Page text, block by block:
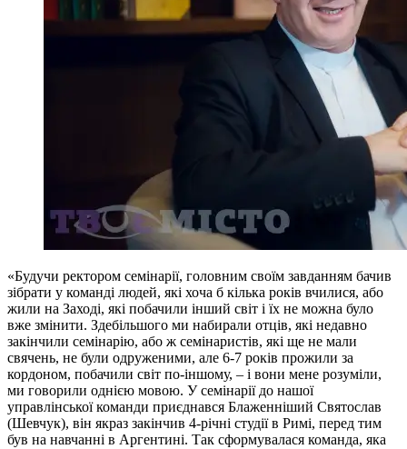
«Будучи ректором семінарії, головним своїм завданням бачив
зібрати у команді людей, які хоча б кілька років вчилися, або
жили на Заході, які побачили інший світ і їх не можна було
вже змінити. Здебільшого ми набирали отців, які недавно
закінчили семінарію, або ж семінаристів, які ще не мали
свячень, не були одруженими, але 6-7 років прожили за
кордоном, побачили світ по-іншому, – і вони мене розуміли,
ми говорили однією мовою. У семінарії до нашої
управлінської команди приєднався Блаженніший Святослав
(Шевчук), він якраз закінчив 4-річні студії в Римі, перед тим
був на навчанні в Аргентині. Так сформувалася команда, яка